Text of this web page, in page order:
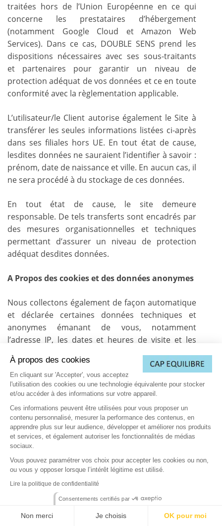
traitées hors de l’Union Européenne en ce qui
concerne les prestataires d’hébergement
(notamment Google Cloud et Amazon Web
Services). Dans ce cas, DOUBLE SENS prend les
dispositions nécessaires avec ses sous-traitants
et partenaires pour garantir un niveau de
protection adéquat de vos données et ce en toute
conformité avec la règlementation applicable.
L’utilisateur/le Client autorise également le Site à
transférer les seules informations listées ci-après
dans ses filiales hors UE. En tout état de cause,
lesdites données ne sauraient l’identifier à savoir :
prénom, date de naissance et ville. En aucun cas, il
ne sera procédé à du stockage de ces données.
En tout état de cause, le site demeure
responsable. De tels transferts sont encadrés par
des mesures organisationnelles et techniques
permettant d’assurer un niveau de protection
adéquat desdites données.
A Propos des cookies et des données anonymes
Nous collectons également de façon automatique
et déclarée certaines données techniques et
anonymes émanant de vous, notamment
l’adresse IP, les dates et heures de visite et les
Ces données ne nous permettent pas de vous
identifier directement ou indirectement et servent
à mieux comprendre le comportement de chacun
sur les sites de DOUBLE SENS afin d’améliorer et
simplifier la navigation sur ces sites.
A propos des adresses IP
traitons les adresses IP à des fins de statistiques,
de vérification et validation des clics dans le cadre
de notre activité et contrôle de leur usage dans le
cadre d’un fichier déclaré auprès de la CNIL.
Celles-ci sont traitées dans le respect des
À propos des cookies
En cliquant sur 'Accepter', vous acceptez
l'utilisation des cookies ou une technologie équivalente pour stocker
et/ou accéder à des informations sur votre appareil.
Ces informations peuvent être utilisées pour vous proposer un
contenu personnalisé, mesurer la performance des contenus, en
apprendre plus sur leur audience, développer et améliorer nos produits
et services, et également autoriser les fonctionnalités de médias
sociaux.
Vous pouvez paramétrer vos choix pour accepter les cookies ou non,
ou vous y opposer lorsque l’intérêt légitime est utilisé.
Lire la politique de confidentialité
Consentements certifiés par
Non merci Je choisis OK pour moi